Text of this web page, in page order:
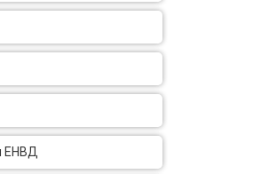
ЕНВД